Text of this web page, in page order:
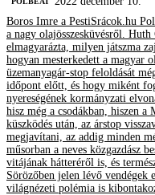
Boros Imre a PestiSrácok.hu
a nagy olajösszesküvésről.
elmagyarázta, milyen játszma
hogyan mesterkedett a magyar
üzemanyagár-stop feloldását
időpont előtt, és hogy miként
nyereségének kormányzati
hisz még a csodákban, hiszen
küszködés után, az árstop
megjavítani, az addig minden
műsorban a neves közgazdász
vitájának hátteréről is, és
Sörözőben jelen lévő vendégek
világnézeti polémia is